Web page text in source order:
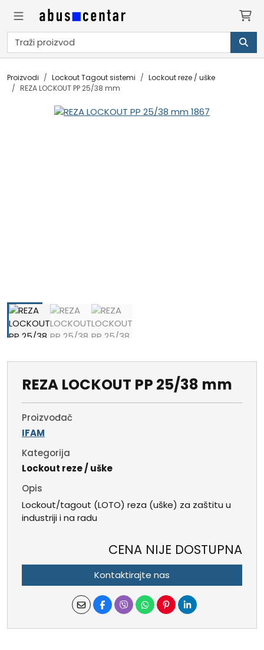
Proizvodi Lockout Tagout sistemi
Lockout reze / uške
REZA LOCKOUT PP 25/38 mm
REZA LOCKOUT PP 25/38 mm
Proizvođač
IFAM
Kategorija
Lockout reze / uške
Opis
Lockout/tagout (LOTO) reza (uške) za zaštitu u
industriji i na radu
CENA NIJE DOSTUPNA
Kontaktirajte nas